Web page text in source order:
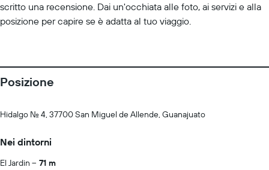
scritto una recensione. Dai un'occhiata alle foto, ai servizi e alla
posizione per capire se è adatta al tuo viaggio.
Posizione
Hidalgo No. 4, 37700 San Miguel de Allende, Guanajuato
Nei dintorni
El Jardin
71 m